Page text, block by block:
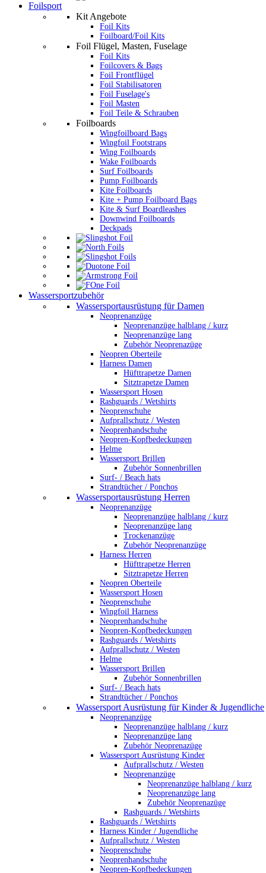
Foilsport
Kit Angebote
Foil Kits
Foilboard/Foil Kits
Foil Flügel, Masten, Fuselage
Foil Kits
Foilcovers & Bags
Foil Frontflügel
Foil Stabilisatoren
Foil Fuselage's
Foil Masten
Foil Teile & Schrauben
Foilboards
Wingfoilboard Bags
Wingfoil Footstraps
Wing Foilboards
Wake Foilboards
Surf Foilboards
Pump Foilboards
Kite Foilboards
Kite + Pump Foilboard Bags
Kite & Surf Boardleashes
Downwind Foilboards
Deckpads
Wassersportzubehör
Wassersportausrüstung für Damen
Neoprenanzüge
Neoprenanzüge halblang / kurz
Neoprenanzüge lang
Zubehör Neoprenazüge
Neopren Oberteile
Harness Damen
Hüfttrapetze Damen
Sitztrapetze Damen
Wassersport Hosen
Rashguards / Wetshirts
Neoprenschuhe
Aufprallschutz / Westen
Neoprenhandschuhe
Neopren-Kopfbedeckungen
Helme
Wassersport Brillen
Zubehör Sonnenbrillen
Surf- / Beach hats
Strandtücher / Ponchos
Wassersportausrüstung Herren
Neoprenanzüge
Neoprenanzüge halblang / kurz
Neoprenanzüge lang
Trockenanzüge
Zubehör Neoprenanzüge
Harness Herren
Hüfttrapetze Herren
Sitztrapetze Herren
Neopren Oberteile
Wassersport Hosen
Neoprenschuhe
Wingfoil Harness
Neoprenhandschuhe
Neopren-Kopfbedeckungen
Rashguards / Wetshirts
Aufprallschutz / Westen
Helme
Wassersport Brillen
Zubehör Sonnenbrillen
Surf- / Beach hats
Strandtücher / Ponchos
Wassersport Ausrüstung für Kinder & Jugendliche
Neoprenanzüge
Neoprenanzüge halblang / kurz
Neoprenanzüge lang
Zubehör Neoprenazüge
Wassersport Ausrüstung Kinder
Aufprallschutz / Westen
Neoprenanzüge
Neoprenanzüge halblang / kurz
Neoprenanzüge lang
Zubehör Neoprenazüge
Rashguards / Wetshirts
Rashguards / Wetshirts
Harness Kinder / Jugendliche
Aufprallschutz / Westen
Neoprenschuhe
Neoprenhandschuhe
Neopren-Kopfbedeckungen